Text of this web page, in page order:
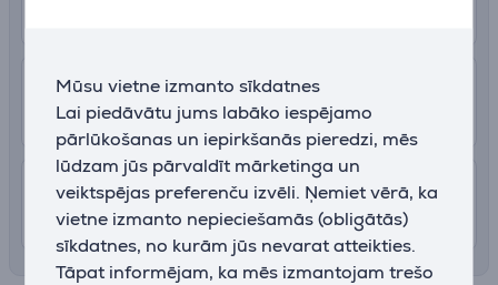
Mūsu vietne izmanto sīkdatnes
Lai piedāvātu jums labāko iespējamo
pārlūkošanas un iepirkšanās pieredzi, mēs
lūdzam jūs pārvaldīt mārketinga un
veiktspējas preferenču izvēli. Ņemiet vērā, ka
vietne izmanto nepieciešamās (obligātās)
sīkdatnes, no kurām jūs nevarat atteikties.
Tāpat informējam, ka mēs izmantojam trešo
Pakomāts
11. - 15. augusts
Piegāde Latvijas teritorijā ar uznešanu
10. - 13. augusts
7.99 €